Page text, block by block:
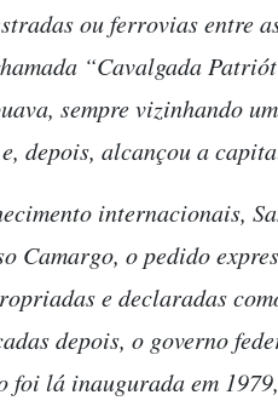
ou ferrovias entre
“Cavalgada
sempre vizinhando
depois, alcançou a
internacionais,
Camargo, o pedido
e declaradas
depois, o governo
foi lá inaugurada em